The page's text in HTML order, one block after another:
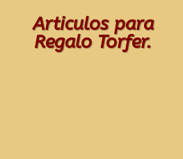
Articulos para
Regalo Torfer.